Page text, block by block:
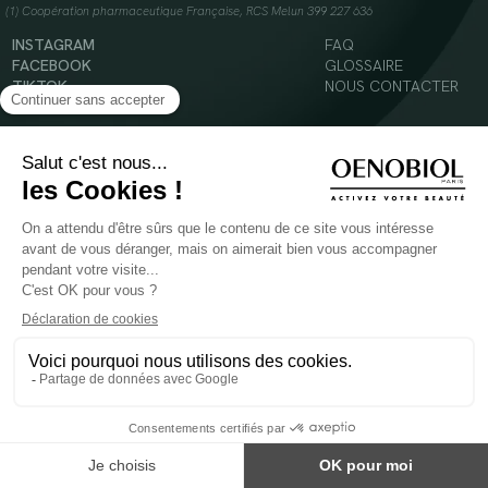
(1) Coopération pharmaceutique Française, RCS Melun 399 227 636
INSTAGRAM
FACEBOOK
TIKTOK
YOUTUBE
FAQ
GLOSSAIRE
NOUS CONTACTER
© 2024 Oenobiol Paris
Mentions légales
Politique en matière de cookies
POUR VOTRE SANTÉ, MANGEZ AU MOINS CINQ FRUITS ET LÉGUMES PAR JOUR -
Les complément alimentaires doivent être utilisés dans le cadre d'un mode de vie sain et
ne pas être utilisés comme substituts d'un régimes alimentaire varié et équilibré.